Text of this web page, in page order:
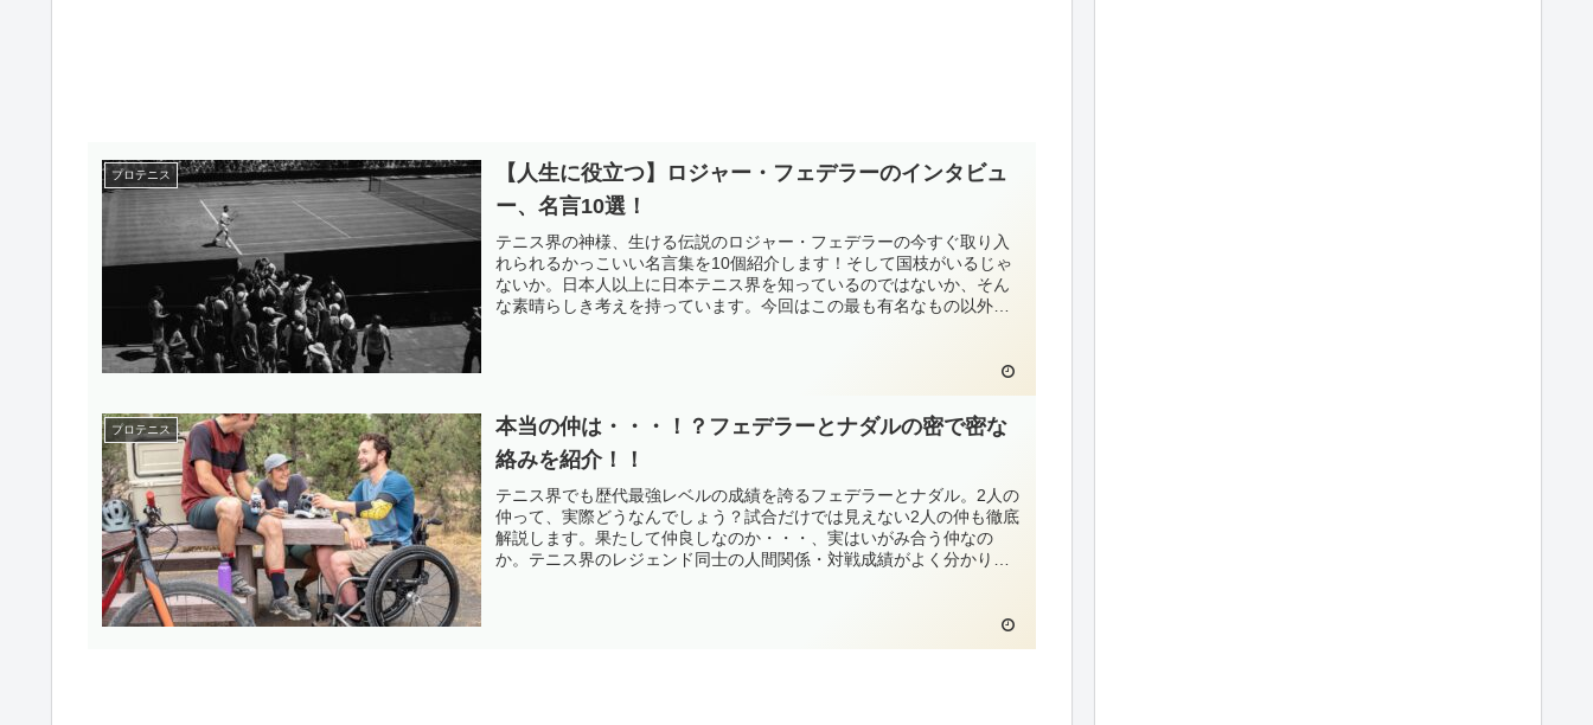
プロテニス
【人生に役立つ】ロジャー・フェデラーのインタビュ
ー、名言10選！
テニス界の神様、生ける伝説のロジャー・フェデラーの今すぐ取り入
れられるかっこいい名言集を10個紹介します！そして国枝がいるじゃ
ないか。日本人以上に日本テニス界を知っているのではないか、そん
な素晴らしき考えを持っています。今回はこの最も有名なもの以外で
プロテニス
本当の仲は・・・！？フェデラーとナダルの密で密な
絡みを紹介！！
テニス界でも歴代最強レベルの成績を誇るフェデラーとナダル。2人の
仲って、実際どうなんでしょう？試合だけでは見えない2人の仲も徹底
解説します。果たして仲良しなのか・・・、実はいがみ合う仲なの
か。テニス界のレジェンド同士の人間関係・対戦成績がよく分かりま